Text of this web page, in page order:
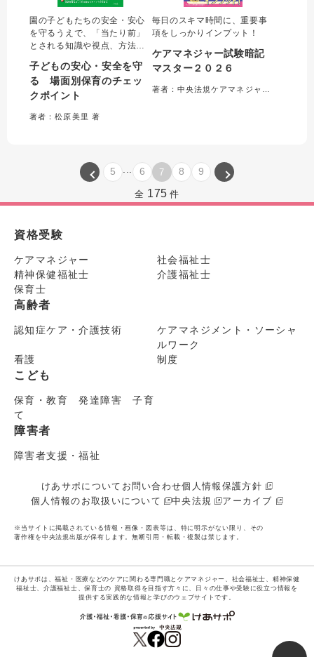
園の子どもたちの安全・安心
を守るうえで、「当たり前」
とされる知識や視点、方法が
することはなかなか難しい。
本書ではそれらのベテランの
知見や「当たり前」を可視化
れに沿って「Why」「How」
子どもの安心・安全を守
る 場面別保育のチェッ
クポイント
著者：松原美里 著
毎日のスキマ時間に、重要事
項をしっかりインプット！
ケアマネジャー試験暗記
マスター２０２６
5 6 7 8 9
全 175 件
資格受験
ケアマネジャー
社会福祉士
精神保健福祉士
介護福祉士
保育士
高齢者
認知症ケア・介護技術
ケアマネジメント・ソーシャ
ルワーク
看護
制度
こども
保育・教育 発達障害 子育
て
障害者
障害者支援・福祉
けあサポについて お問い合わせ個人情報保護方針
個人情報のお取扱いについて
中央法規 アーカイブ
※当サイトに掲載されている情報・画像・図表等は、特に明示がない限り、その
著作権を中央法規出版が保有します。無断引用・転載・複製は禁じます。
けあサポは、福祉・医療などのケアに関わる専門職とケアマネジャー、社会福祉士、精神保健
福祉士、介護福祉士、保育士の 資格取得を目指す方々に、日々の仕事や受験に役立つ情報を
提供する実践的な情報と学びのウェブサイトです。